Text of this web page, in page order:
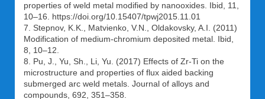
properties of weld metal modified by nanooxides. Ibid, 11,
10–16. https://doi.org/10.15407/tpwj2015.11.01
7. Stepnov, K.K., Matvienko, V.N., Oldakovsky, A.I. (2011)
Modification of medium-chromium deposited metal. Ibid,
8, 10–12.
8. Pu, J., Yu, Sh., Li, Yu. (2017) Effects of Zr-Ti on the
microstructure and properties of flux aided backing
submerged arc weld metals. Journal of alloys and
compounds, 692, 351–358.